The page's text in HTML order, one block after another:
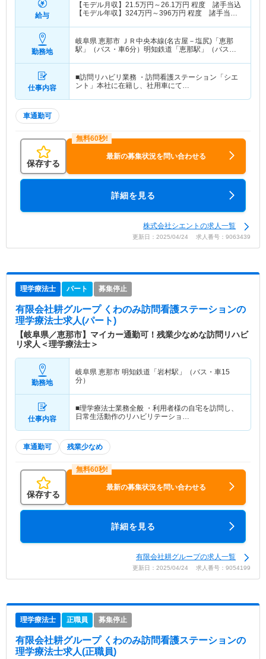
給与
【モデル月収】 21.5万円～26.1万円 程度 諸手当込
【モデル年収】 324万円～396万円 程度 諸手当・
勤務地
岐阜県 恵那市 ＪＲ中央本線(名古屋－塩尻)「恵那
駅」（バス・車6分）明知鉄道「恵那駅」（バス・
仕事内容
■訪問リハビリ業務 ・訪問看護ステーション「シエ
ント」本社に在籍し、社用車にて…
車通勤可
保存する
最新の募集状況を問い合わせる
詳細を見る
株式会社シエントの求人一覧
更新日：2025/04/24 求人番号：9063439
理学療法士 パート 募集停止
有限会社耕グループ くわのみ訪問看護ステーションの
理学療法士求人(パート)
【岐阜県／恵那市】マイカー通勤可！残業少なめな訪問リハビ
リ求人＜理学療法士＞
勤務地
岐阜県 恵那市 明知鉄道「岩村駅」（バス・車15
分）
仕事内容
■理学療法士業務全般 ・利用者様の自宅を訪問し、
日常生活動作のリハビリテーショ…
車通勤可 残業少なめ
保存する
最新の募集状況を問い合わせる
詳細を見る
有限会社耕グループの求人一覧
更新日：2025/04/24 求人番号：9054199
理学療法士 正職員 募集停止
有限会社耕グループ くわのみ訪問看護ステーションの
理学療法士求人(正職員)